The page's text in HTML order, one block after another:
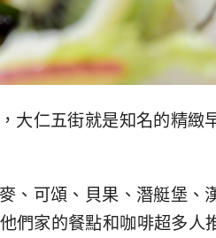
大仁五街就是知名的精緻
、可頌、貝果、潛艇堡、
們家的餐點和咖啡超多